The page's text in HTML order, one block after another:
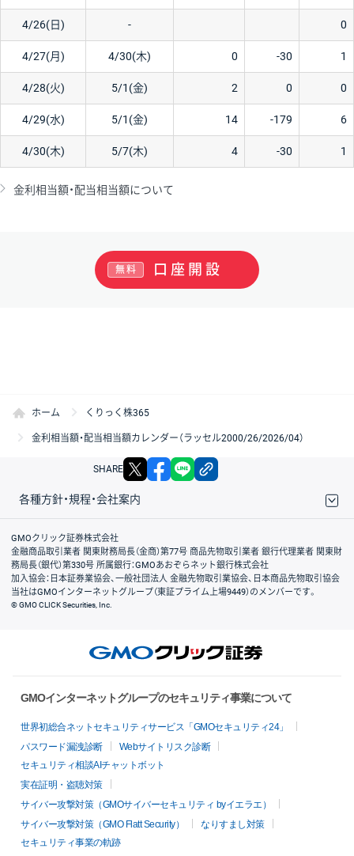
4/26(日) - 0
4/27(月) 4/30(木) 0 -30 1
4/28(火) 5/1(金) 2 0 0
4/29(水) 5/1(金) 14 -179 6
4/30(木) 5/7(木) 4 -30 1
金利相当額・配当相当額について
口座開設
無料
ホーム くりっく株365
金利相当額・配当相当額カレンダー（ラッセル2000/26/2026/04）
SHARE X facebook
各種方針・規程・会社案内
取引規程・約款
サイトマップ
その他のご案内
個人情報保護方針
最良執行方針
サイトのご利用について
ディスクレイマー
信託保全
リスク説明
会社案内
GMOクリック証券株式会社
金融商品取引業者 関東財務局長（金商）第77号 商品先物取引業者 銀行代理業者 関東財
務局長（銀代）第330号 所属銀行：GMOあおぞらネット銀行株式会社
加入協会：日本証券業協会、一般社団法人 金融先物取引業協会、日本商品先物取引協会
当社はGMOインターネットグループ（東証プライム上場9449）のメンバーです。
© GMO CLICK Securities, Inc.
GMOインターネットグループのセキュリティ事業について
世界初総合ネットセキュリティサービス「GMOセキュリティ24」
パスワード漏洩診断
Webサイトリスク診断
セキュリティ相談AIチャットボット
実在証明・盗聴対策
サイバー攻撃対策（GMOサイバーセキュリティ byイエラエ）
サイバー攻撃対策（GMO Flatt Security）
なりすまし対策
セキュリティ事業の軌跡